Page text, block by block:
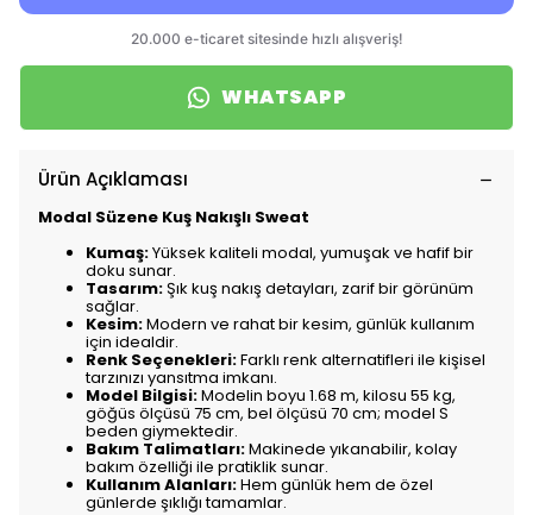
WHATSAPP
Ürün Açıklaması
Modal Süzene Kuş Nakışlı Sweat
Kumaş:Yüksek kaliteli modal, yumuşak ve hafif bir
doku sunar.
Tasarım:Şık kuş nakış detayları, zarif bir görünüm
sağlar.
Kesim:Modern ve rahat bir kesim, günlük kullanım
için idealdir.
Renk Seçenekleri:Farklı renk alternatifleri ile kişisel
tarzınızı yansıtma imkanı.
Model Bilgisi:Modelin boyu 1.68 m, kilosu 55 kg,
göğüs ölçüsü 75 cm, bel ölçüsü 70 cm; model S
beden giymektedir.
Bakım Talimatları:Makinede yıkanabilir, kolay
bakım özelliği ile pratiklik sunar.
Kullanım Alanları:Hem günlük hem de özel
günlerde şıklığı tamamlar.